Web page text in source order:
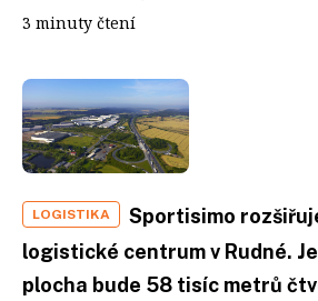
3 minuty čtení
LOGISTIKA
Sportisimo
logistické centrum v Rudné.
plocha bude 58 tisíc metrů